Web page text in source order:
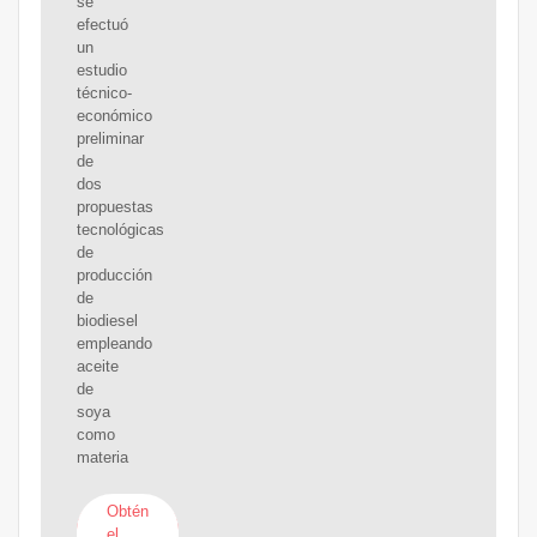
efectuó
un
estudio
técnico-
económico
preliminar
de
dos
propuestas
tecnológicas
de
producción
de
biodiesel
empleando
aceite
de
soya
como
materia
Obtén